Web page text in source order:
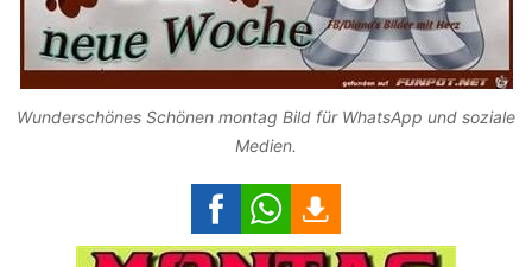
Wunderschönes Schönen montag Bild für WhatsApp und soziale
Medien.